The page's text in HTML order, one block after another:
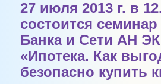
27 июля 2013 г. в
состоится
Банка и Сети АН
«Ипотека. Как
безопасно купить